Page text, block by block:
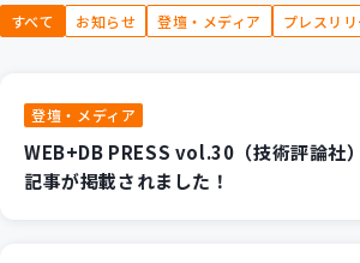
カスタマイズコース 教材購入
パッケージ開発
すべて お知らせ 登壇・メディア プレスリリ
登壇・メディア
WEB+DB PRESS vol.30（技術評論社
記事が掲載されました！